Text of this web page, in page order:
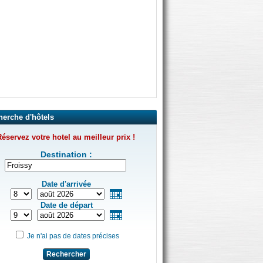
d'hôtels
votre hotel au meilleur prix !
Destination :
Date d'arrivée
Date de départ
Je n'ai pas de dates précises
Rechercher